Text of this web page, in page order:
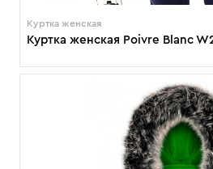
Куртка женская
Куртка женская Poivre Blanc